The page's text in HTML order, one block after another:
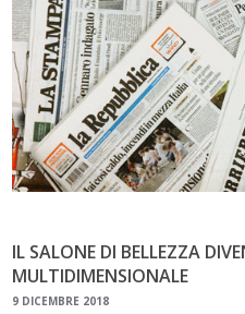
IL SALONE DI BELLEZZA
MULTIDIMENSIONALE
9 DICEMBRE 2018